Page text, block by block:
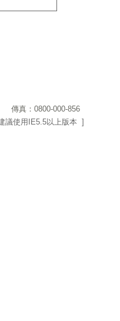
傳真：0800-000-856
使用IE5.5以上版本 ]